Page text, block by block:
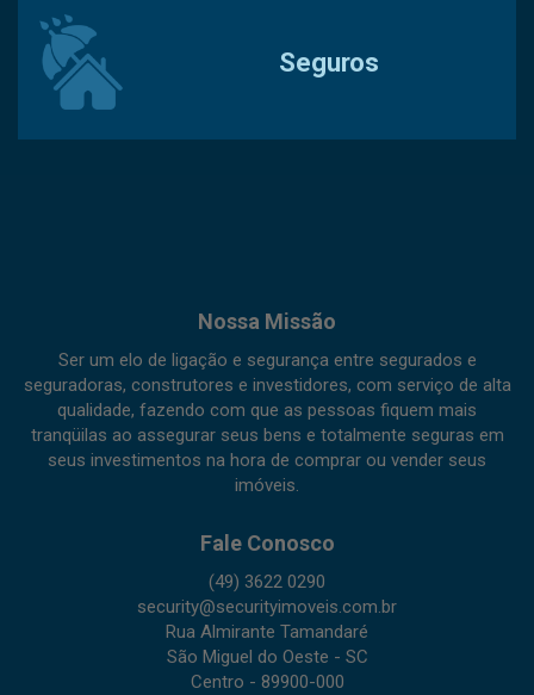
Seguros
Nossa Missão
Ser um elo de ligação e segurança entre segurados e
seguradoras, construtores e investidores, com serviço de alta
qualidade, fazendo com que as pessoas fiquem mais
tranqüilas ao assegurar seus bens e totalmente seguras em
seus investimentos na hora de comprar ou vender seus
imóveis.
Fale Conosco
(49) 3622 0290
security@securityimoveis.com.br
Rua Almirante Tamandaré
São Miguel do Oeste - SC
Centro - 89900-000